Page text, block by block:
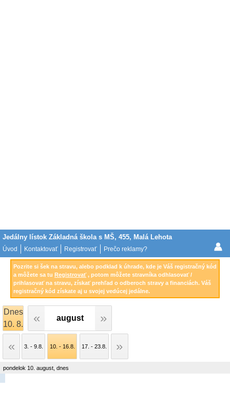
Jedálny lístok Základná škola s MŠ, 455, Malá Lehota
Úvod Kontaktovať Registrovať Prečo reklamy?
Pozrite si šek na stravu, alebo podklad k úhrade, kde je Váš registračný kód
a môžete sa tu Registrovať, potom môžete stravníka odhlasovať /
prihlasovať na stravu, získať prehľad o odberoch stravy a financiách. Váš
registračný kód získate aj u svojej vedúcej jedálne.
Dnes
10. 8.
august
3. - 9.8. 10. - 16.8. 17. - 23.8.
pondelok 10. august, dnes